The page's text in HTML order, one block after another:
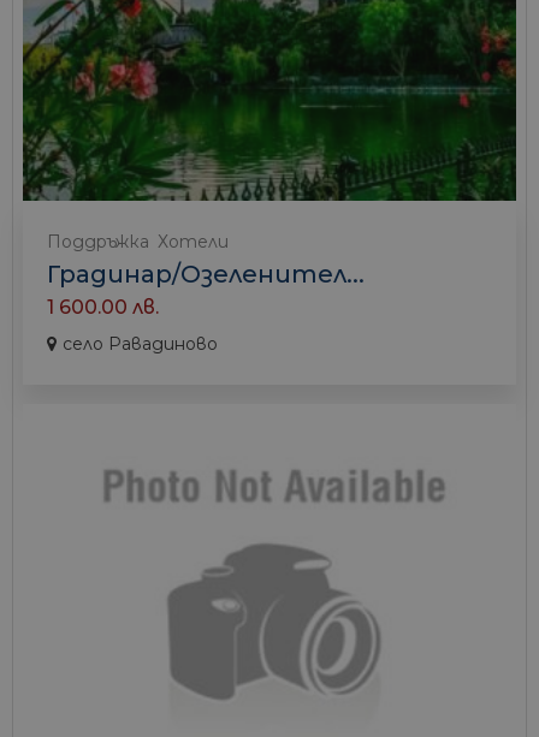
Поддръжка Хотели
Градинар/Озеленител...
1 600.00 лв.
село Равадиново